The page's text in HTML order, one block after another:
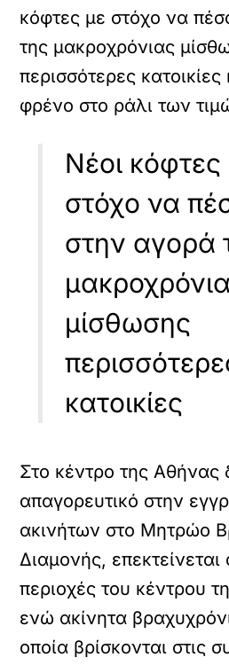
κόφτες με στόχο να
της μακροχρόνιας
περισσότερες κατοικίες
φρένο στο ράλι των
Νέοι κόφτες
στόχο να
στην αγορά
μίσθωσης
κατοικίες
Στο κέντρο της Αθήνας
απαγορευτικό στην
ακινήτων στο Μητρώο
Διαμονής,
περιοχές του κέντρου
ενώ ακίνητα
οποία βρίσκονται στις